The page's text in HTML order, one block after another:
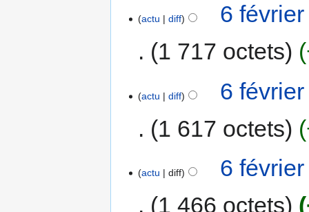
actu diff
6
1 717 octets
actu diff
6
1 617 octets
actu diff
6
1 466 octets